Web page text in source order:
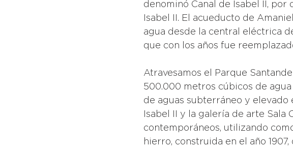
denominó Canal de Isabel II,
Isabel II. El acueducto de
agua desde la central eléctrica
que con los años fue
Atravesamos el Parque
500.000 metros cúbicos de
de aguas subterráneo y elevado
Isabel II y la galería de arte Sala
contemporáneos, utilizando
hierro, construida en el año